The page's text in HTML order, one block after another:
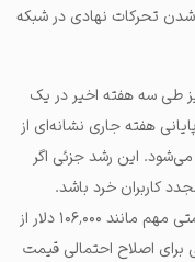
شدن تحرکات نهادی در شبکه
طی سه هفته اخیر در یک
هفته جاری نشانه‌ای از
در روز دیده می‌شود. این رشد جزئی اگر
کاربران خرد باشد.
کاهش فعالیت در شبکه در محدوده‌های مقاومتی مهم مانند ۱۰۶٬۰۰۰ دلار از
برای اصلاح احتمالی قیمت